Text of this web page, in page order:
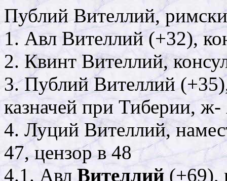
Публий Вителлий,
1. Авл Вителлий (+32),
2. Квинт Вителлий,
3. Публий Вителлий
казначей при Тиберии,
4. Луций Вителлий,
47, цензор в 48
4.1. Авл Вителлий (+69),